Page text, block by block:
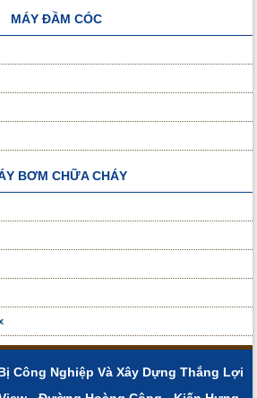
MÁY ĐẦM CÓC
BƠM CHỮA CHÁY
Công Nghiệp Và Xây Dựng Thắng Lợi